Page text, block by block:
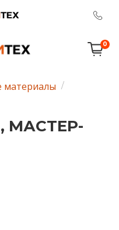
0
материалы
МАСТЕР-